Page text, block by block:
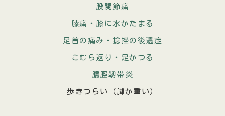
股関節痛
膝痛・膝に水がたまる
足首の痛み・捻挫の後遺症
こむら返り・足がつる
腸脛靭帯炎
歩きづらい（脚が重い）